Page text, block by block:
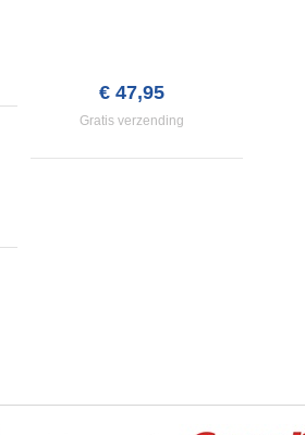
€ 47,95
Gratis verzending